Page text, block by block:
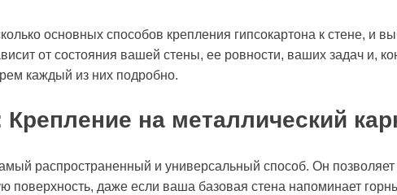
основных способов крепления гипсокартона к стене, и
от состояния вашей стены, ее ровности, ваших задач и,
каждый из них подробно.
на металлический
распространенный и универсальный способ. Он позволяет
поверхность, даже если ваша базовая стена напоминает